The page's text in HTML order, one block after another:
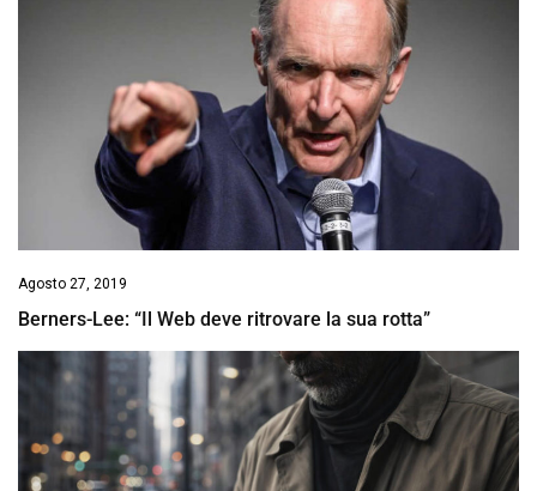
Agosto 27, 2019
Berners-Lee: “Il Web deve ritrovare la sua rotta”